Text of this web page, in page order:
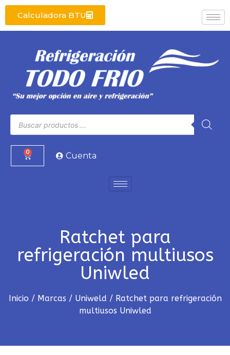
Calculadora BTU
0 Cuenta
Ratchet para
refrigeración multiusos
Uniwled
Inicio / Marcas / Uniweld / Ratchet para refrigeración
multiusos Uniwled